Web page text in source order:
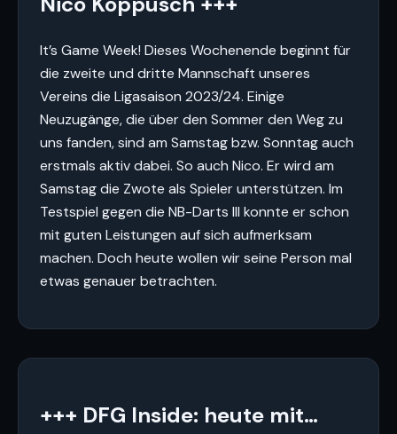
It’s Game Week! Dieses Wochenende beginnt für
die zweite und dritte Mannschaft unseres
Vereins die Ligasaison 2023/24. Einige
Neuzugänge, die über den Sommer den Weg zu
uns fanden, sind am Samstag bzw. Sonntag auch
erstmals aktiv dabei. So auch Nico. Er wird am
Samstag die Zwote als Spieler unterstützen. Im
Testspiel gegen die NB-Darts III konnte er schon
mit guten Leistungen auf sich aufmerksam
machen. Doch heute wollen wir seine Person mal
etwas genauer betrachten.
+++ DFG Inside: heute mit…